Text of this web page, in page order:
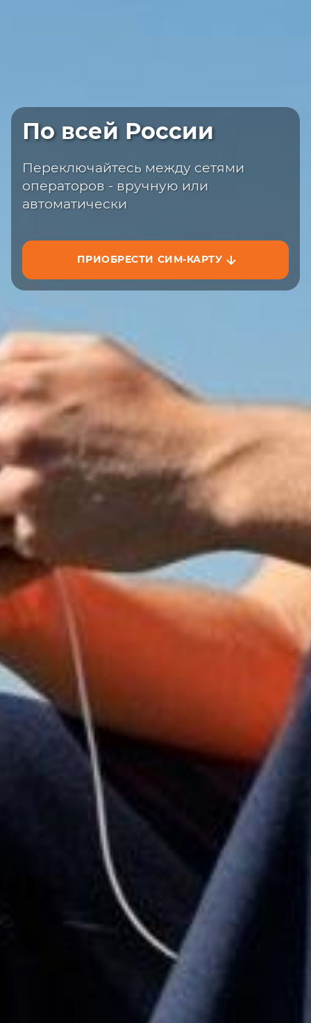
По всей России
Переключайтесь между сетями
операторов - вручную или
автоматически
ПРИОБРЕСТИ СИМ-КАРТУ
Быстрая доставка
сайте или на маркетплейсах
ЗАКАЗАТЬ НА САЙТЕ